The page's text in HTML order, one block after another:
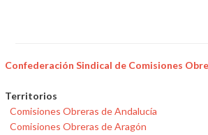
Confederación Sindical de Comisiones
Territorios
Comisiones Obreras de Andalucía
Comisiones Obreras de Aragón